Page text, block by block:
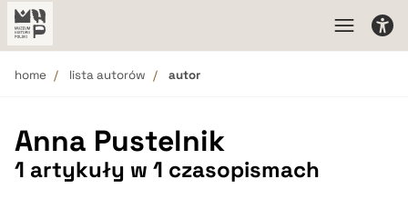
home lista autorów autor
Anna Pustelnik
1 artykuły w 1 czasopismach